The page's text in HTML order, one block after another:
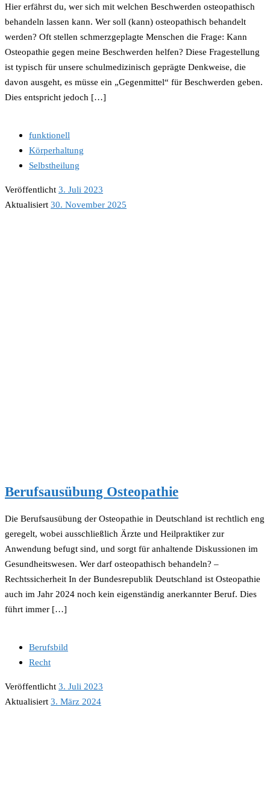
Hier erfährst du, wer sich mit welchen Beschwerden osteopathisch
behandeln lassen kann. Wer soll (kann) osteopathisch behandelt
werden? Oft stellen schmerzgeplagte Menschen die Frage: Kann
Osteopathie gegen meine Beschwerden helfen? Diese Fragestellung
ist typisch für unsere schulmedizinisch geprägte Denkweise, die
davon ausgeht, es müsse ein „Gegenmittel“ für Beschwerden geben.
Dies entspricht jedoch […]
funktionell
Körperhaltung
Selbstheilung
Veröffentlicht 3. Juli 2023
Aktualisiert 30. November 2025
Berufsausübung Osteopathie
Die Berufsausübung der Osteopathie in Deutschland ist rechtlich eng
geregelt, wobei ausschließlich Ärzte und Heilpraktiker zur
Anwendung befugt sind, und sorgt für anhaltende Diskussionen im
Gesundheitswesen. Wer darf osteopathisch behandeln? –
Rechtssicherheit In der Bundesrepublik Deutschland ist Osteopathie
auch im Jahr 2024 noch kein eigenständig anerkannter Beruf. Dies
führt immer […]
Berufsbild
Recht
Veröffentlicht 3. Juli 2023
Aktualisiert 3. März 2024